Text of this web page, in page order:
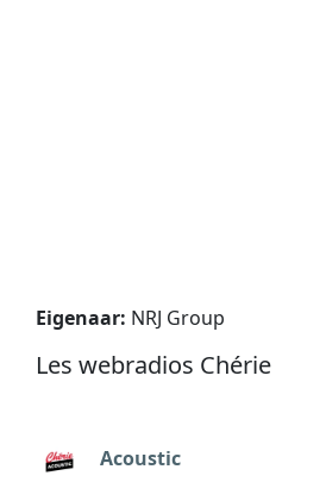
Eigenaar: NRJ Group
Les webradios Chérie
Acoustic